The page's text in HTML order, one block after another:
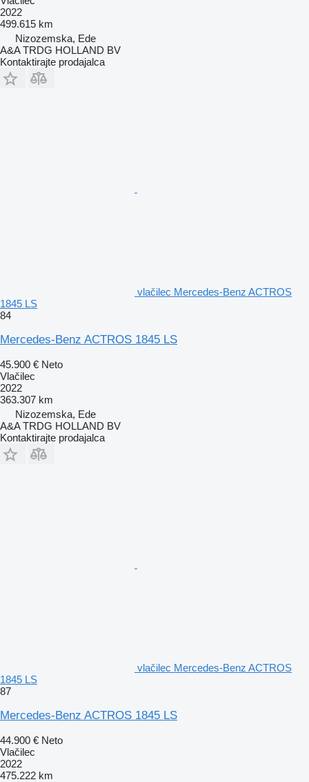
2022
499.615 km
Nizozemska, Ede
A&A TRDG HOLLAND BV
Kontaktirajte prodajalca
vlačilec Mercedes-Benz ACTROS
1845 LS
84
Mercedes-Benz ACTROS 1845 LS
45.900 € Neto
Vlačilec
2022
363.307 km
Nizozemska, Ede
A&A TRDG HOLLAND BV
Kontaktirajte prodajalca
vlačilec Mercedes-Benz ACTROS
1845 LS
87
Mercedes-Benz ACTROS 1845 LS
44.900 € Neto
Vlačilec
2022
475.222 km